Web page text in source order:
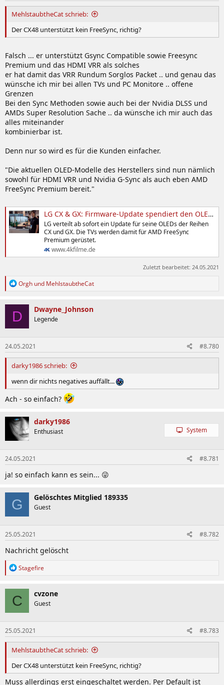
MehlstaubtheCat schrieb:
Der CX48 unterstützt kein FreeSync, richtig?
Falsch ... er unterstützt Gsync Compatible sowie Freesync
Premium und das HDMI VRR als solches
er hat damit das VRR Rundum Sorglos Packet .. und genau das
wünsche ich mir bei allen TVs und PC Monitore .. offene
Grenzen
Bei den Sync Methoden sowie auch bei der Nvidia DLSS und
AMDs Super Resolution Sache .. da wünsche ich mir auch das
alles miteinander
kombinierbar ist.
Denn nur so wird es für die Kunden einfacher.
"Die aktuellen OLED-Modelle des Herstellers sind nun nämlich
sowohl für HDMI VRR und Nvidia G-Sync als auch eben AMD
FreeSync Premium bereit."
LG CX & GX: Firmware-Update spendiert den OLEDs AMD FreeSync Premium
LG verteilt ab sofort ein Update für seine OLEDs der Reihen
CX und GX. Die TVs werden damit für AMD FreeSync
Premium gerüstet.
www.4kfilme.de
Zuletzt bearbeitet: 24.05.2021
R
k
t
i
o
n
e
n
:
Orgh und MehlstaubtheCat
D Dwayne_Johnson
Legende
24.05.2021 #8.780
darky1986 schrieb:
wenn dir nichts negatives auffällt...
Ach - so einfach?
darky1986
Enthusiast System
24.05.2021 #8.781
ja! so einfach kann es sein... 😜
G Gelöschtes Mitglied 189335
Guest
25.05.2021 #8.782
Nachricht gelöscht
R
k
t
i
o
n
e
n
:
Stagefire
C cvzone
Guest
25.05.2021 #8.783
MehlstaubtheCat schrieb:
Der CX48 unterstützt kein FreeSync, richtig?
Muss allerdings erst eingeschaltet werden. Per Default ist